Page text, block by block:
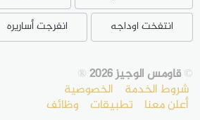
انتفخت اوداجه
انفرجت أساريره
©قاومس الوجيز 2026 ®
شروط الخدمة الخصوصية
أعلن معنا تطبيقات وظائف